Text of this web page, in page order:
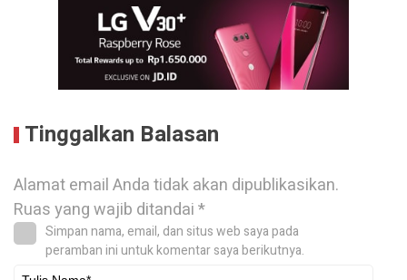
Tinggalkan Balasan
Alamat email Anda tidak akan dipublikasikan.
Ruas yang wajib ditandai*
Simpan nama, email, dan situs web saya pada
peramban ini untuk komentar saya berikutnya.